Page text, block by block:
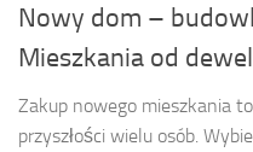
Nowy dom –
Mieszkania od
Zakup nowego mieszkania
przyszłości wielu osób.